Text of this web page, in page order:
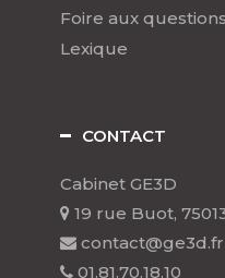
Foire aux questions
Lexique
CONTACT
Cabinet GE3D
19 rue Buot,
contact@ge3d.fr
01.81.70.18.10